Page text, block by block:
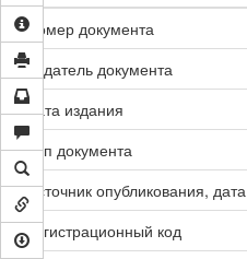
Номер документа
Издатель документа
Дата издания
Тип документа
Источник опубликования, дата
Регистрационный код